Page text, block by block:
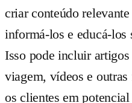
criar conteúdo
informá-los e educá-los
Isso pode incluir
viagem, vídeos e
os clientes em